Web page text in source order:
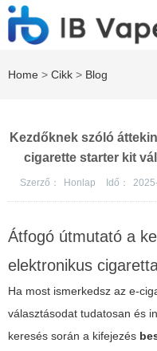
Home > Cikk > Blog
Kezdőknek szóló
cigarette starter kit
Szerző： Honlap Idő：
Átfogó útmutató a
elektronikus
Ha most ismerkedsz az e-
választásodat tudatosan és
keresés során a kifejezés